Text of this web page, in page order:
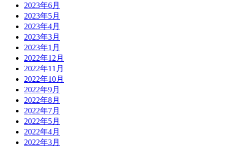
2023年6月
2023年5月
2023年4月
2023年3月
2023年1月
2022年12月
2022年11月
2022年10月
2022年9月
2022年8月
2022年7月
2022年5月
2022年4月
2022年3月